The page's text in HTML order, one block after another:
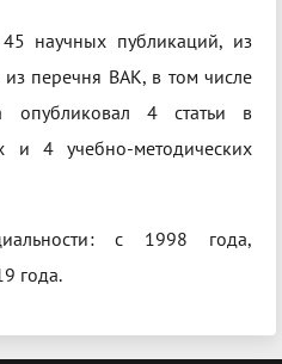
научных публикаций, из
перечня ВАК, в том числе
опубликовал 4 статьи в
и 4 учебно-методических
с 1998 года,
года.